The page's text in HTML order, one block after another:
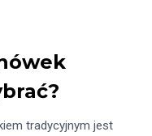
tradycyjnym jest